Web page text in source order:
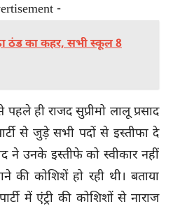
-
ठंड का कहर, सभी स्कूल 8
ही राजद सुप्रीमो लालू प्रसाद
से जुड़े सभी पदों से इस्तीफा दे
ने उनके इस्तीफे को स्वीकार नहीं
की कोशिशें हो रही थी। बताया
में एंट्री की कोशिशों से नाराज